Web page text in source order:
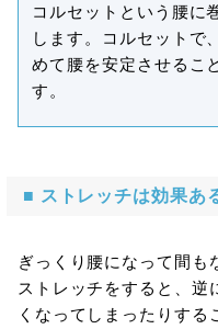
コルセットという腰に
します。コルセットで
めて腰を安定させるこ
す。
■ ストレッチは効果あ
ぎっくり腰になって間も
ストレッチをすると、逆
くなってしまったりす